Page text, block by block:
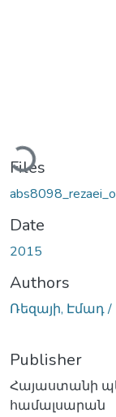
Loading...
Files
Date
2015
Authors
Ռեզայի, Էմադ /
Publisher
Հայաստանի
համալսարան